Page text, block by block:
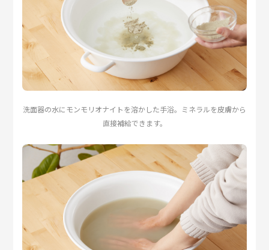
洗面器の水にモンモリオナイトを溶かした手浴。ミネラルを皮膚から
直接補給できます。